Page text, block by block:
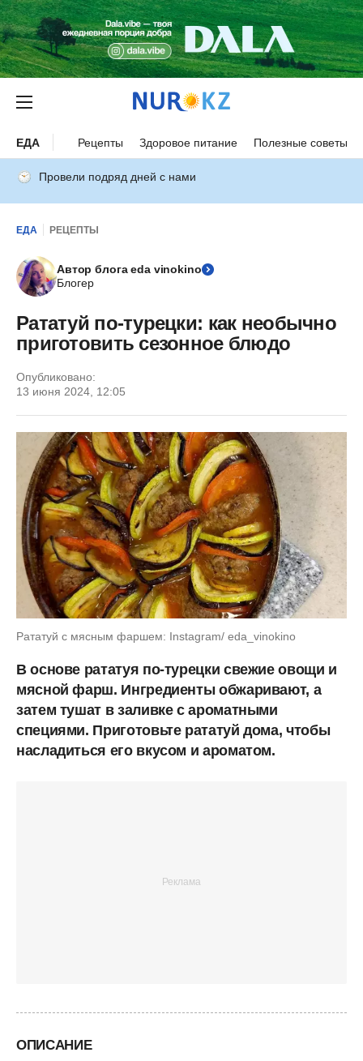
ЕДА Рецепты Здоровое питание Полезные советы
Провели подряд дней с нами
ЕДА РЕЦЕПТЫ
Автор блога eda vinokino
Блогер
Рататуй по-турецки: как необычно
приготовить сезонное блюдо
Опубликовано:
13 июня 2024, 12:05
Рататуй с мясным фаршем: Instagram/ eda_vinokino
В основе рататуя по-турецки свежие овощи и
мясной фарш. Ингредиенты обжаривают, а
затем тушат в заливке с ароматными
специями. Приготовьте рататуй дома, чтобы
насладиться его вкусом и ароматом.
ОПИСАНИЕ